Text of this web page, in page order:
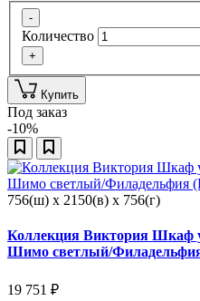
-
Количество
+
Купить
Под заказ
-10%
756(ш) x 2150(в) x 756(г)
Коллекция Виктория Шкаф
Шимо светлый/
19 751 ₽